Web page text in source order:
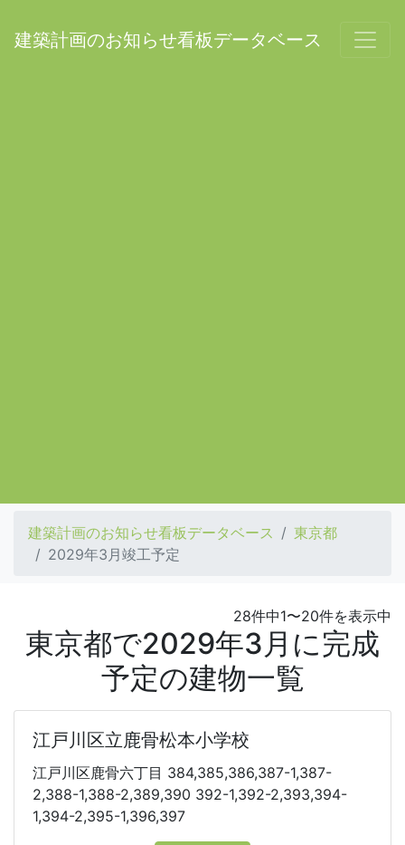
建築計画のお知らせ看板データベース
建築計画のお知らせ看板データベース
東京都
2029年3月竣工予定
28件中1〜20件を表示中
東京都で2029年3月に完成
予定の建物一覧
江戸川区立鹿骨松本小学校
江戸川区鹿骨六丁目 384,385,386,387-1,387-
2,388-1,388-2,389,390 392-1,392-2,393,394-
1,394-2,395-1,396,397